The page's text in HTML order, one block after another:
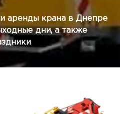
аренды крана в Днепре
дни, а также